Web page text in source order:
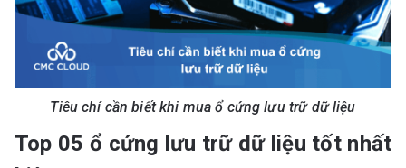
Tiêu chí cần biết khi mua ổ cứng lưu trữ dữ liệu
Top 05 ổ cứng lưu trữ dữ liệu tốt nhất